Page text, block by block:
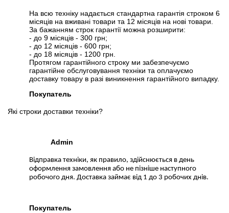
На всю техніку надається стандартна гарантія строком 6
місяців на вживані товари та 12 місяців на нові товари.
За бажанням строк гарантії можна розширити:
- до 9 місяців - 300 грн;
- до 12 місяців - 600 грн;
- до 18 місяців - 1200 грн.
Протягом гарантійного строку ми забезпечуємо
гарантійне обслуговування техніки та оплачуємо
доставку товару в разі виникнення гарантійного випадку.
Покупатель
Які строки доставки техніки?
Admin
Відправка техніки, як правило, здійснюється в день
оформлення замовлення або не пізніше наступного
робочого дня. Доставка займає від 1 до 3 робочих днів.
Покупатель